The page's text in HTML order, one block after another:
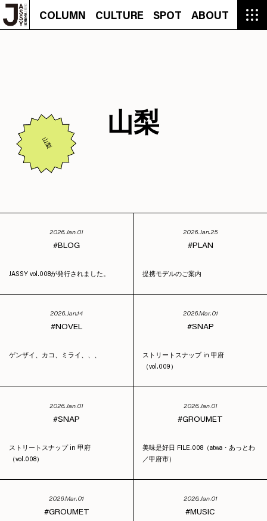
COLUMN CULTURE SPOT ABOUT
COLUMN
CULTURE
SPOT
ABOUT
山梨
山梨
2026.Jan.01
BLOG
JASSY vol.008が発行されました。
2026.Jan.25
PLAN
提携モデルのご案内
2026.Jan.14
NOVEL
ゲンザイ、カコ、ミライ、、、
2026.Mar.01
SNAP
ストリートスナップ in 甲府
（vol.009）
2026.Jan.01
SNAP
ストリートスナップ in 甲府
（vol.008）
2026.Jan.01
GROUMET
美味是好日 FILE.008（atwa・あっとわ
／甲府市）
2026.Mar.01
GROUMET
2026.Jan.01
MUSIC